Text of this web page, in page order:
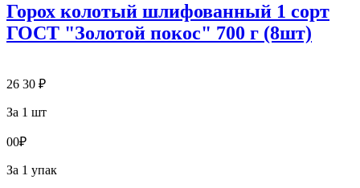
Горох колотый шлифованный 1 сорт
ГОСТ "Золотой покос" 700 г (8шт)
26 30 ₽
За 1 шт
00₽
За 1 упак